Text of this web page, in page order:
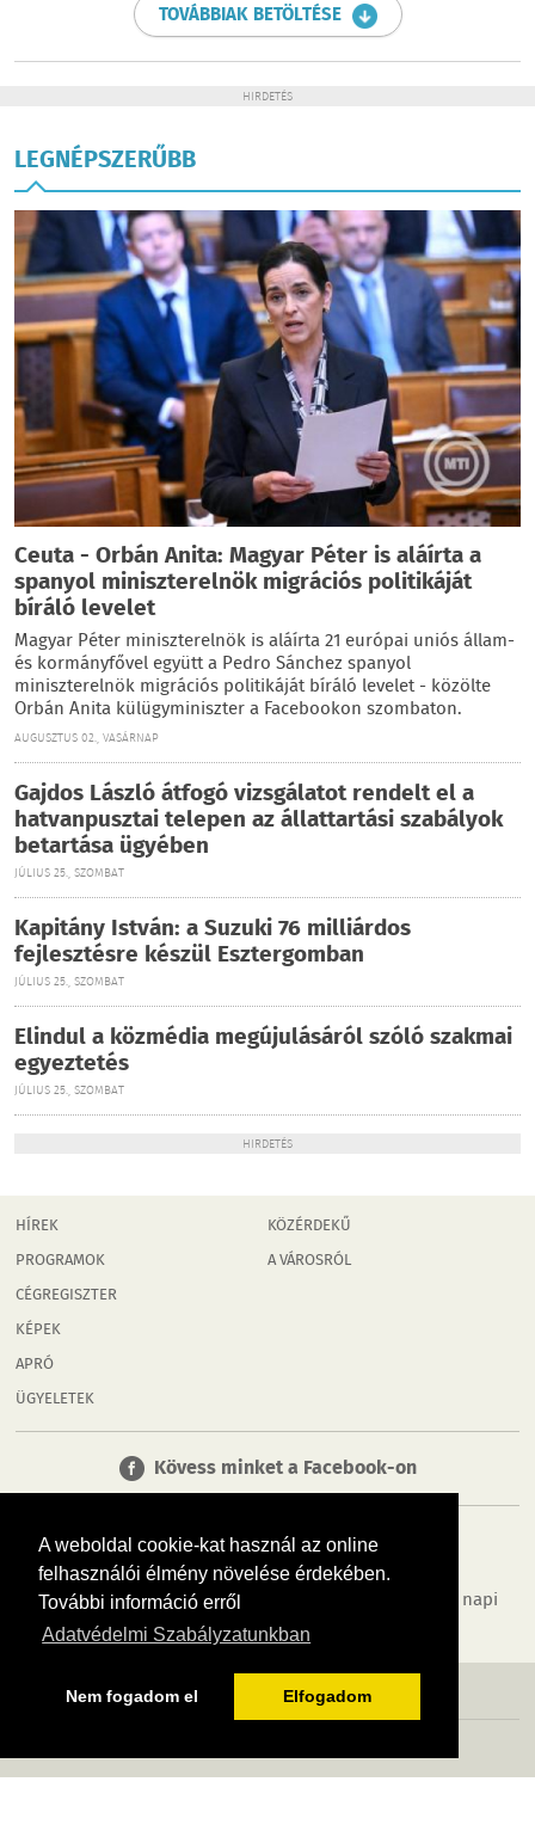
A weboldal cookie-kat használ az online
felhasználói élmény növelése érdekében.
További információ erről
Adatvédelmi Szabályzatunkban
Nem fogadom el Elfogadom
TOVÁBBIAK BETÖLTÉSE
HIRDETÉS
LEGNÉPSZERŰBB
Ceuta - Orbán Anita: Magyar Péter is aláírta a
spanyol miniszterelnök migrációs politikáját
bíráló levelet
Magyar Péter miniszterelnök is aláírta 21 európai uniós állam-
és kormányfővel együtt a Pedro Sánchez spanyol
miniszterelnök migrációs politikáját bíráló levelet - közölte
Orbán Anita külügyminiszter a Facebookon szombaton.
AUGUSZTUS 02., VASÁRNAP
Gajdos László átfogó vizsgálatot rendelt el a
hatvanpusztai telepen az állattartási szabályok
betartása ügyében
JÚLIUS 25., SZOMBAT
Kapitány István: a Suzuki 76 milliárdos
fejlesztésre készül Esztergomban
JÚLIUS 25., SZOMBAT
Elindul a közmédia megújulásáról szóló szakmai
egyeztetés
JÚLIUS 25., SZOMBAT
HIRDETÉS
HÍREK
PROGRAMOK
CÉGREGISZTER
KÉPEK
APRÓ
ÜGYELETEK
KÖZÉRDEKŰ
A VÁROSRÓL
Kövess minket a Facebook-on
Tudj meg többet városodról! Hírek, programok, képek, napi
menü, cégek…. és minden, ami Győr
MÉDIAAJÁNLÓ ADATVÉDELEM IMPRESSZUM RÓLUNK